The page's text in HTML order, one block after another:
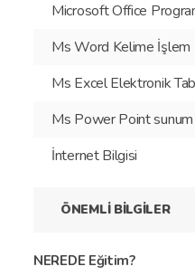
Microsoft Office
Ms Word Kelime İşlem
Ms Excel Elektronik
Ms Power Point sunum
İnternet Bilgisi
ÖNEMLİ BİLGİLER
NEREDE Eğitim?